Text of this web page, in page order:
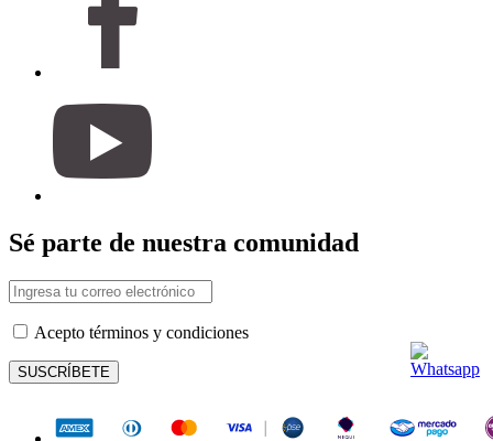
Sé parte de nuestra comunidad
Acepto términos y condiciones